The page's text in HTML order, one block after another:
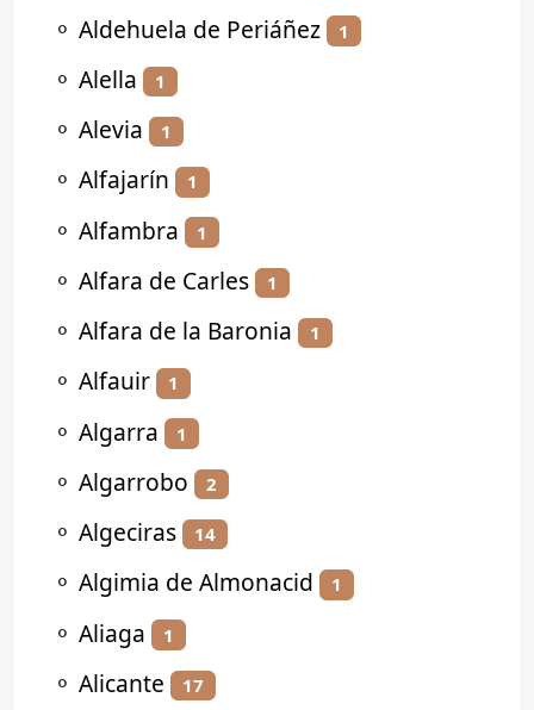
⚬ Aldehuela de Periáñez 1
⚬ Alella 1
⚬ Alevia 1
⚬ Alfajarín 1
⚬ Alfambra 1
⚬ Alfara de Carles 1
⚬ Alfara de la Baronia 1
⚬ Alfauir 1
⚬ Algarra 1
⚬ Algarrobo 2
⚬ Algeciras 14
⚬ Algimia de Almonacid 1
⚬ Aliaga 1
⚬ Alicante 17